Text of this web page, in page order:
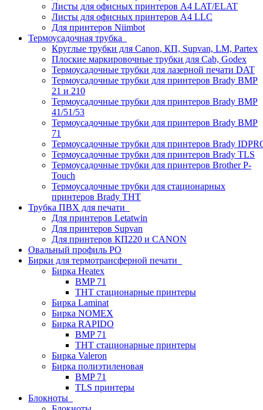
Листы для офисных принтеров А4 LAT/ELAT
Листы для офисных принтеров А4 LLC
Для принтеров Niimbot
Термоусадочная трубка
Круглые трубки для Canon, КП, Supvan, LM, Partex
Плоские маркировочные трубки для Cab, Godex
Термоусадочные трубки для лазерной печати DAT
Термоусадочные трубки для принтеров Brady BMP
21 и 210
Термоусадочные трубки для принтеров Brady BMP
41/51/53
Термоусадочные трубки для принтеров Brady BMP
71
Термоусадочные трубки для принтеров Brady
Термоусадочные трубки для принтеров Brady TLS
Термоусадочные трубки для принтеров Brother P-
Touch
Термоусадочные трубки для стационарных
принтеров Brady THT
Трубка ПВХ для печати
Для принтеров Letatwin
Для принтеров Supvan
Для принтеров КП220 и CANON
Овальный профиль PO
Бирки для термотрансферной печати
Бирка Heatex
BMP 71
THT стационарные принтеры
Бирка Laminat
Бирка NOMEX
Бирка RAPIDO
BMP 71
THT стационарные принтеры
Бирка Valeron
Бирка полиэтиленовая
BMP 71
TLS принтеры
Блокноты